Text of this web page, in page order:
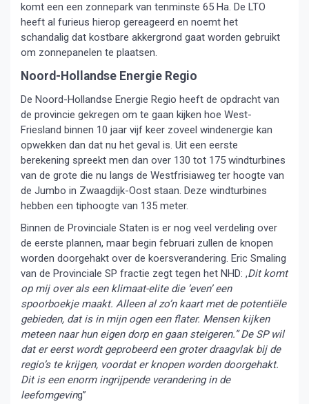
komt een een zonnepark van tenminste 65 Ha. De LTO
heeft al furieus hierop gereageerd en noemt het
schandalig dat kostbare akkergrond gaat worden gebruikt
om zonnepanelen te plaatsen.
Noord-Hollandse Energie Regio
De Noord-Hollandse Energie Regio heeft de opdracht van
de provincie gekregen om te gaan kijken hoe West-
Friesland binnen 10 jaar vijf keer zoveel windenergie kan
opwekken dan dat nu het geval is. Uit een eerste
berekening spreekt men dan over 130 tot 175 windturbines
van de grote die nu langs de Westfrisiaweg ter hoogte van
de Jumbo in Zwaagdijk-Oost staan. Deze windturbines
hebben een tiphoogte van 135 meter.
Binnen de Provinciale Staten is er nog veel verdeling over
de eerste plannen, maar begin februari zullen de knopen
worden doorgehakt over de koersverandering. Eric Smaling
van de Provinciale SP fractie zegt tegen het NHD: ,Dit komt
op mij over als een klimaat-elite die ’even’ een
spoorboekje maakt. Alleen al zo’n kaart met de potentiële
gebieden, dat is in mijn ogen een flater. Mensen kijken
meteen naar hun eigen dorp en gaan steigeren.” De SP wil
dat er eerst wordt geprobeerd een groter draagvlak bij de
regio’s te krijgen, voordat er knopen worden doorgehakt.
Dit is een enorm ingrijpende verandering in de
leefomgeving”